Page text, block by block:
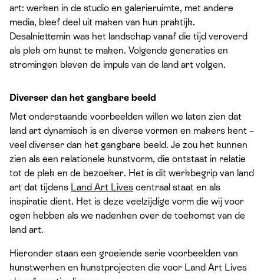
art: werken in de studio en galerieruimte, met andere
media, bleef deel uit maken van hun praktijk.
Desalniettemin was het landschap vanaf die tijd veroverd
als plek om kunst te maken. Volgende generaties en
stromingen bleven de impuls van de land art volgen.
Diverser dan het gangbare beeld
Met onderstaande voorbeelden willen we laten zien dat
land art dynamisch is en diverse vormen en makers kent –
veel diverser dan het gangbare beeld. Je zou het kunnen
zien als een relationele kunstvorm, die ontstaat in relatie
tot de plek en de bezoeker. Het is dit werkbegrip van land
art dat tijdens Land Art Lives centraal staat en als
inspiratie dient. Het is deze veelzijdige vorm die wij voor
ogen hebben als we nadenken over de toekomst van de
land art.
Hieronder staan een groeiende serie voorbeelden van
kunstwerken en kunstprojecten die voor Land Art Lives